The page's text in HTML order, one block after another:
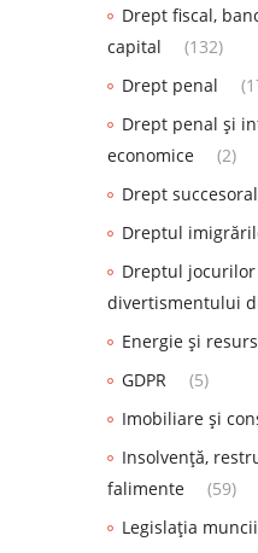
Drept fiscal,
capital
(132)
Drept penal
Drept penal și
economice
(2)
Drept
Dreptul
Dreptul
divertismentului
Energie și
GDPR
(5)
Imobiliare și
Insolvență,
falimente
(59)
Legislația muncii